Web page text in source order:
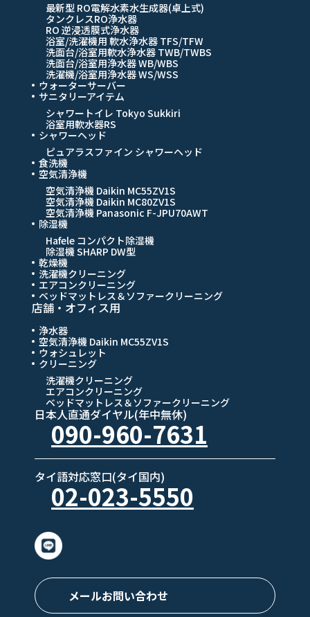
日本人直通ダイヤル(年中無休)
090-960-7631
タイ語対応窓口(タイ国内)
02-023-5550
メールお問い合わせ
最新型 RO電解水素水生成器(卓上式)
タンクレスRO浄水器
RO 逆浸透膜式浄水器
浴室/洗濯機用 軟水浄水器 TFS/TFW
洗面台/浴室用軟水浄水器 TWB/TWBS
洗面台/浴室用浄水器 WB/WBS
洗濯機/浴室用浄水器 WS/WSS
ウォーターサーバー
サニタリーアイテム
シャワートイレ Tokyo Sukkiri
浴室用軟水器RS
シャワーヘッド
ピュアラスファイン シャワーヘッド
食洗機
空気清浄機
空気清浄機 Daikin MC55ZV1S
空気清浄機 Daikin MC80ZV1S
空気清浄機 Panasonic F-JPU70AWT
除湿機
Hafele コンパクト除湿機
除湿機 SHARP DW型
乾燥機
洗濯機クリーニング
エアコンクリーニング
ベッドマットレス＆ソファークリーニング
店舗・オフィス用
浄水器
空気清浄機 Daikin MC55ZV1S
ウォシュレット
クリーニング
洗濯機クリーニング
エアコンクリーニング
ベッドマットレス＆ソファークリーニング